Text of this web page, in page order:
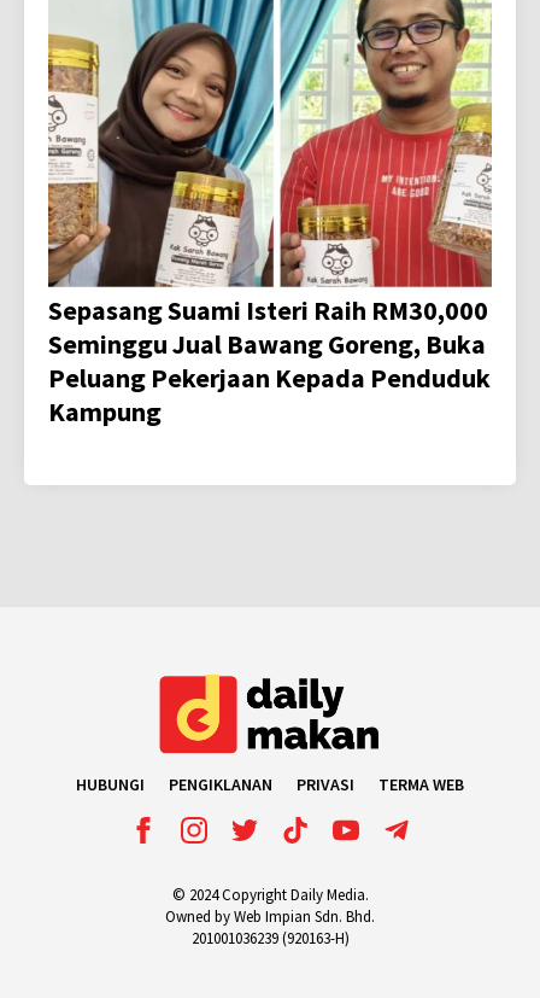
Sepasang Suami Isteri Raih RM30,000
Seminggu Jual Bawang Goreng, Buka
Peluang Pekerjaan Kepada Penduduk
Kampung
HUBUNGI PENGIKLANAN PRIVASI TERMA WEB
© 2024 Copyright Daily Media.
Owned by Web Impian Sdn. Bhd.
201001036239 (920163-H)